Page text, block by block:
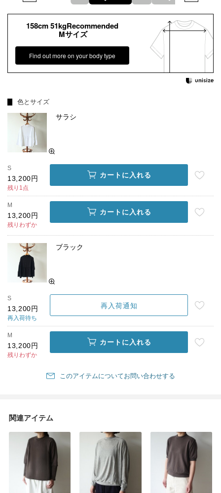
158cm 51kgRecommended
Mサイズ
Find out more on your body type
色とサイズ
サラシ
S
13,200円
残り1点
カートに入れる
M
13,200円
残りわずか
カートに入れる
ブラック
S
13,200円
再入荷待ち
再入荷通知
M
13,200円
残りわずか
カートに入れる
このアイテムについてお問い合わせする
関連アイテム